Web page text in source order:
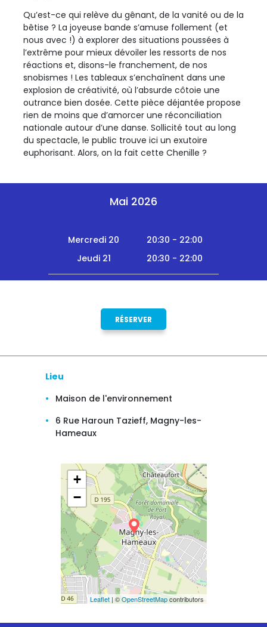
Qu’est-ce qui relève du gênant, de la vanité ou de la
bêtise ? La joyeuse bande s’amuse follement (et
nous avec !) à explorer des situations poussées à
l’extrême pour mieux dévoiler les ressorts de nos
réactions et, disons-le franchement, de nos
snobismes ! Les tableaux s’enchaînent dans une
explosion de créativité, où l’absurde côtoie une
outrance bien dosée. Cette pièce déjantée propose
rien de moins que d’amorcer une réconciliation
nationale autour d’une danse. Sollicité tout au long
du spectacle, le public trouve ici un exutoire
euphorisant. Alors, on la fait cette Chenille ?
Mai 2026
Mercredi 20
20:30 - 22:00
Jeudi 21
20:30 - 22:00
RÉSERVER
Lieu
Maison de l'environnement
6 Rue Haroun Tazieff, Magny-les-
Hameaux
+
−
Leaflet| ©OpenStreetMapcontributors